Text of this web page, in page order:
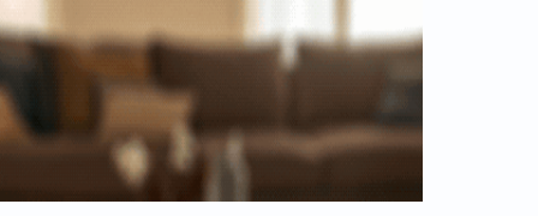
צום לסירוגין: האם הוא